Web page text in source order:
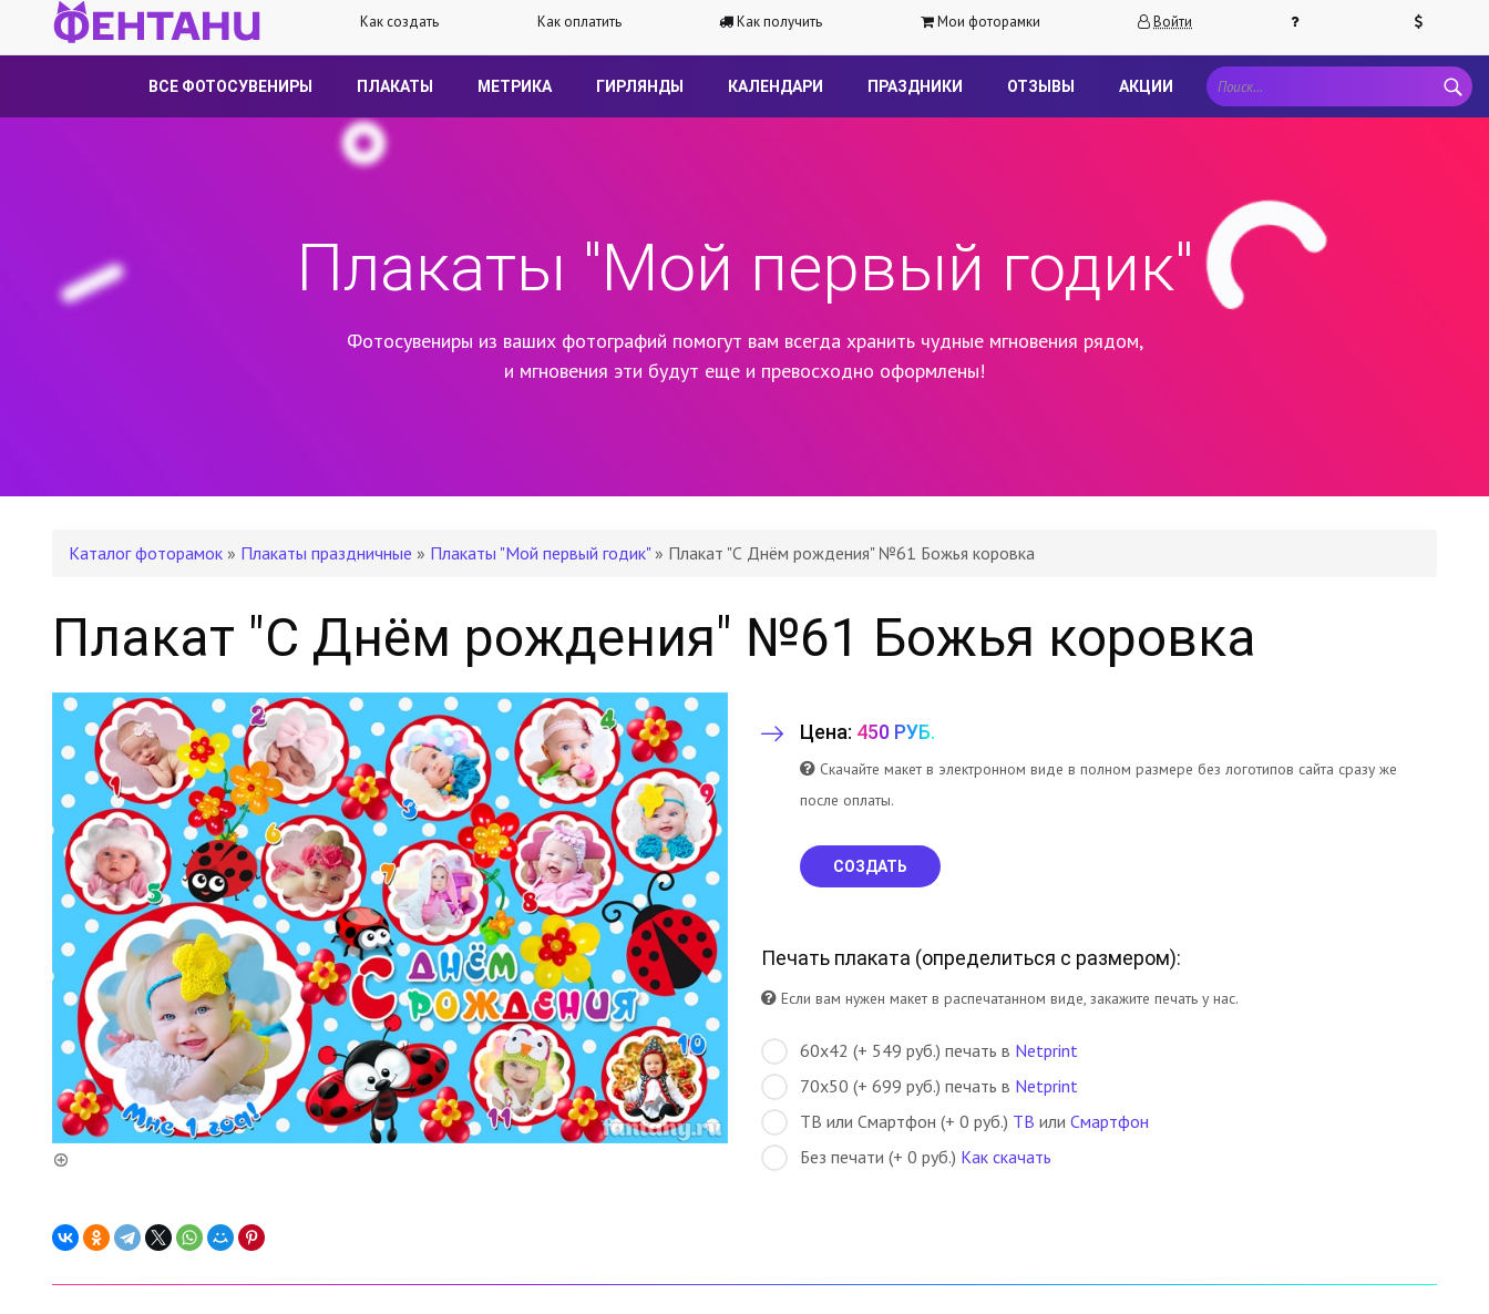
Как создать Как оплатить Как получить Мои фоторамки Войти
ВСЕ ФОТОСУВЕНИРЫ ПЛАКАТЫ МЕТРИКА ГИРЛЯНДЫ КАЛЕНДАРИ ПРАЗДНИКИ ОТЗЫВЫ АКЦИИ
Плакаты "Мой первый годик"
Фотосувениры из ваших фотографий помогут вам всегда хранить чудные мгновения рядом,
и мгновения эти будут еще и превосходно оформлены!
Каталог фоторамок » Плакаты праздничные » Плакаты "Мой первый годик"» Плакат "С Днём рождения" №61 Божья коровка
Плакат "С Днём рождения" №61 Божья коровка
Цена: 450 РУБ.
Скачайте макет в электронном виде в полном размере без логотипов сайта сразу же
после оплаты.
СОЗДАТЬ
Печать плаката (определиться с размером):
Если вам нужен макет в распечатанном виде, закажите печать у нас.
60х42 (+ 549 руб.) печать в Netprint
70х50 (+ 699 руб.) печать в Netprint
ТВ или Смартфон (+ 0 руб.) ТВ или Смартфон
Без печати (+ 0 руб.) Как скачать